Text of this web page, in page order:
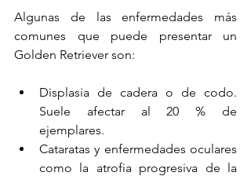
Algunas de las enfermedades más
comunes que puede presentar un
Golden Retriever son:
Displasia de cadera o de codo.
Suele afectar al 20 % de
ejemplares.
Cataratas y enfermedades oculares
como la atrofia progresiva de la